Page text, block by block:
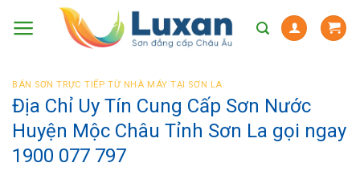
BÁN SƠN TRỰC TIẾP TỪ NHÀ MÁY TẠI SƠN LA
Địa Chỉ Uy Tín Cung Cấp Sơn Nước
Huyện Mộc Châu Tỉnh Sơn La gọi ngay
1900 077 797